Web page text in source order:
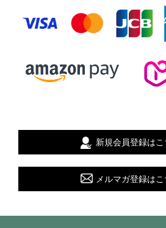
新規会員登録はこ
メルマガ登録はこ